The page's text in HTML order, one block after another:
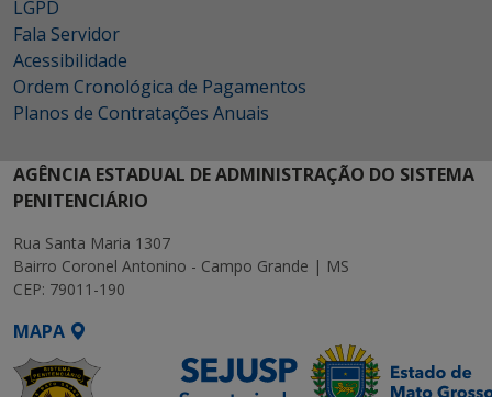
LGPD
Fala Servidor
Acessibilidade
Ordem Cronológica de Pagamentos
Planos de Contratações Anuais
AGÊNCIA ESTADUAL DE ADMINISTRAÇÃO DO SISTEMA
PENITENCIÁRIO
Rua Santa Maria 1307
Bairro Coronel Antonino - Campo Grande | MS
CEP: 79011-190
MAPA